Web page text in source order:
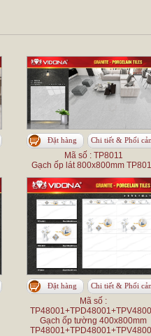
Đặt hàng Chi tiết & Phối
Mã số : TP8011
Gạch ốp lát 800x800mm
Đặt hàng Chi tiết & Phối
Mã số :
Gạch ốp tường 400x800mm